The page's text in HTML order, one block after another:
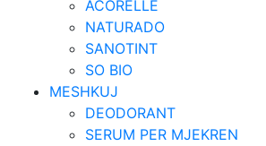
ACORELLE
NATURADO
SANOTINT
SO BIO
MESHKUJ
DEODORANT
SERUM PER MJEKREN